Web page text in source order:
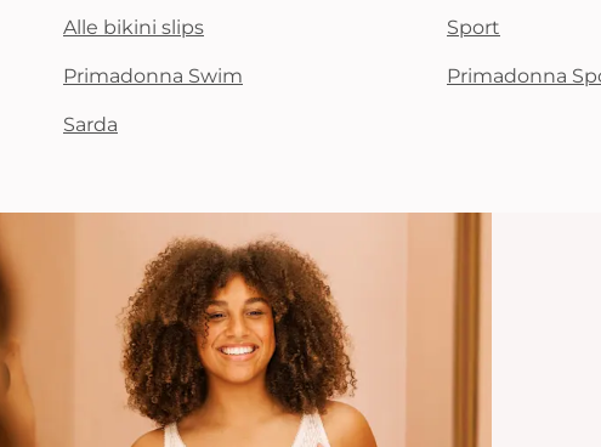
Alle bikini slips Sport
Primadonna Swim Primadonna
Sarda